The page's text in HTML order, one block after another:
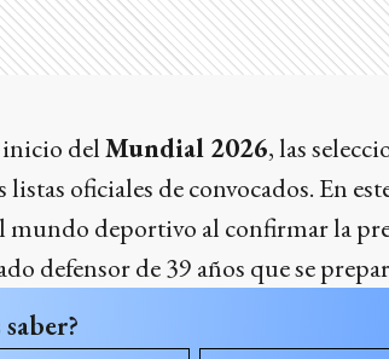
inicio delMundial 2026, las
oficiales de convocados. En
mundo deportivo al confirmar la
defensor de 39 años que se